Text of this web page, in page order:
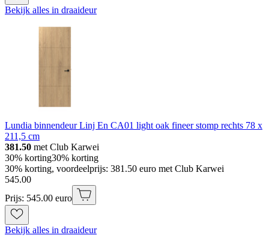
Bekijk alles in draaideur
Lundia binnendeur Linj En CA01 light oak fineer stomp rechts 78 x
211,5 cm
381.50 met Club Karwei
30% korting30% korting
30% korting, voordeelprijs: 381.50 euro met Club Karwei
545.00
Prijs: 545.00 euro
Bekijk alles in draaideur